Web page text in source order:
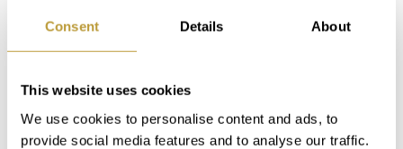
Consent Details About
This website uses cookies
We use cookies to personalise content and ads, to
provide social media features and to analyse our traffic.
aircondition w/c
bryggers
opbevaringsrum i kælder